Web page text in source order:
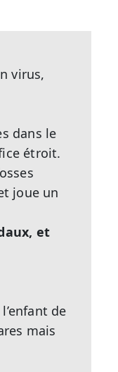
virus,
dans le
étroit.
joue un
et
de
mais